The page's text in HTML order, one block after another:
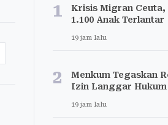
1
Krisis Migran Ceuta,
1.100 Anak Terlantar
19 jam lalu
2
Menkum Tegaskan
Izin Langgar Hukum
19 jam lalu